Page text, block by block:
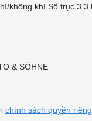
không khí Số trục 3 3
& SÖHNE
chính sách quyền